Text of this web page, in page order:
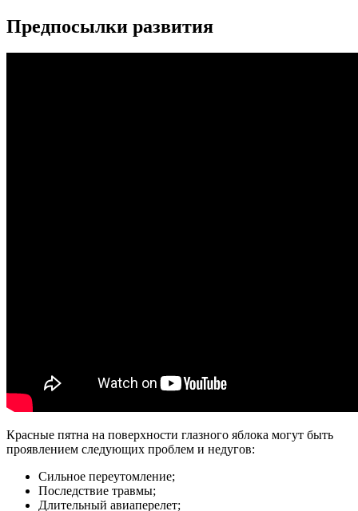
Предпосылки развития
Красные пятна на поверхности глазного яблока могут быть
проявлением следующих проблем и недугов:
Сильное переутомление;
Последствие травмы;
Длительный авиаперелет;